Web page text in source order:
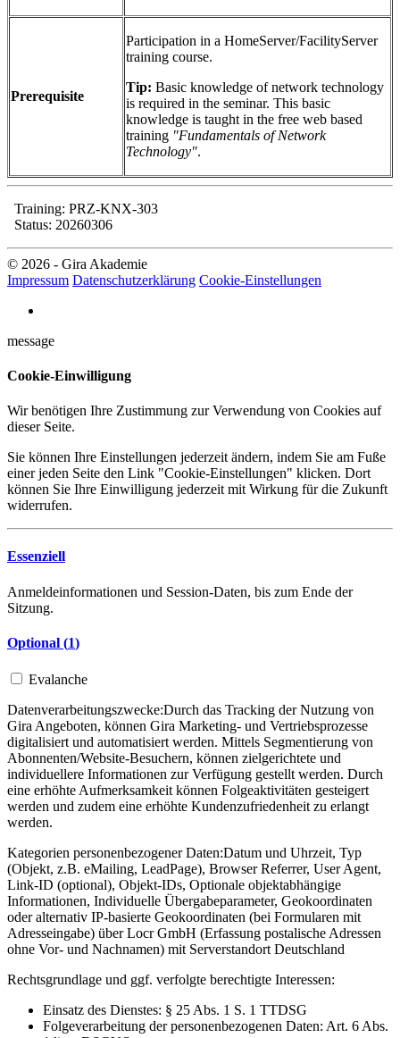
Prerequisite
Participation in a HomeServer/FacilityServer
training course.
Tip: Basic knowledge of network technology
is required in the seminar. This basic
knowledge is taught in the free web based
training "Fundamentals of Network
Technology".
Training: PRZ-KNX-303
Status: 20260306
© 2026 - Gira Akademie
Impressum Datenschutzerklärung Cookie-Einstellungen
message
Cookie-Einwilligung
Wir benötigen Ihre Zustimmung zur Verwendung von Cookies auf
dieser Seite.
Sie können Ihre Einstellungen jederzeit ändern, indem Sie am Fuße
einer jeden Seite den Link "Cookie-Einstellungen" klicken. Dort
können Sie Ihre Einwilligung jederzeit mit Wirkung für die Zukunft
widerrufen.
Essenziell
Anmeldeinformationen und Session-Daten, bis zum Ende der
Sitzung.
Optional (1)
Evalanche
Datenverarbeitungszwecke:Durch das Tracking der Nutzung von
Gira Angeboten, können Gira Marketing- und Vertriebsprozesse
digitalisiert und automatisiert werden. Mittels Segmentierung von
Abonnenten/Website-Besuchern, können zielgerichtete und
individuellere Informationen zur Verfügung gestellt werden. Durch
eine erhöhte Aufmerksamkeit können Folgeaktivitäten gesteigert
werden und zudem eine erhöhte Kundenzufriedenheit zu erlangt
werden.
Kategorien personenbezogener Daten:Datum und Uhrzeit, Typ
(Objekt, z.B. eMailing, LeadPage), Browser Referrer, User Agent,
Link-ID (optional), Objekt-IDs, Optionale objektabhängige
Informationen, Individuelle Übergabeparameter, Geokoordinaten
oder alternativ IP-basierte Geokoordinaten (bei Formularen mit
Adresseingabe) über Locr GmbH (Erfassung postalische Adressen
ohne Vor- und Nachnamen) mit Serverstandort Deutschland
Rechtsgrundlage und ggf. verfolgte berechtigte Interessen:
Einsatz des Dienstes: § 25 Abs. 1 S. 1 TTDSG
Folgeverarbeitung der personenbezogenen Daten: Art. 6 Abs.